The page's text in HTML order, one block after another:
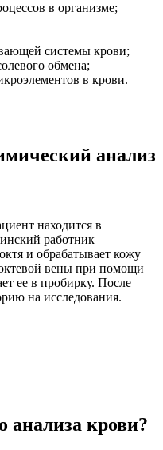
в организме;
системы крови;
обмена;
в крови.
анализ
находится в
работник
и обрабатывает кожу
вены при помощи
ее в пробирку. После
на исследования.
анализа крови?